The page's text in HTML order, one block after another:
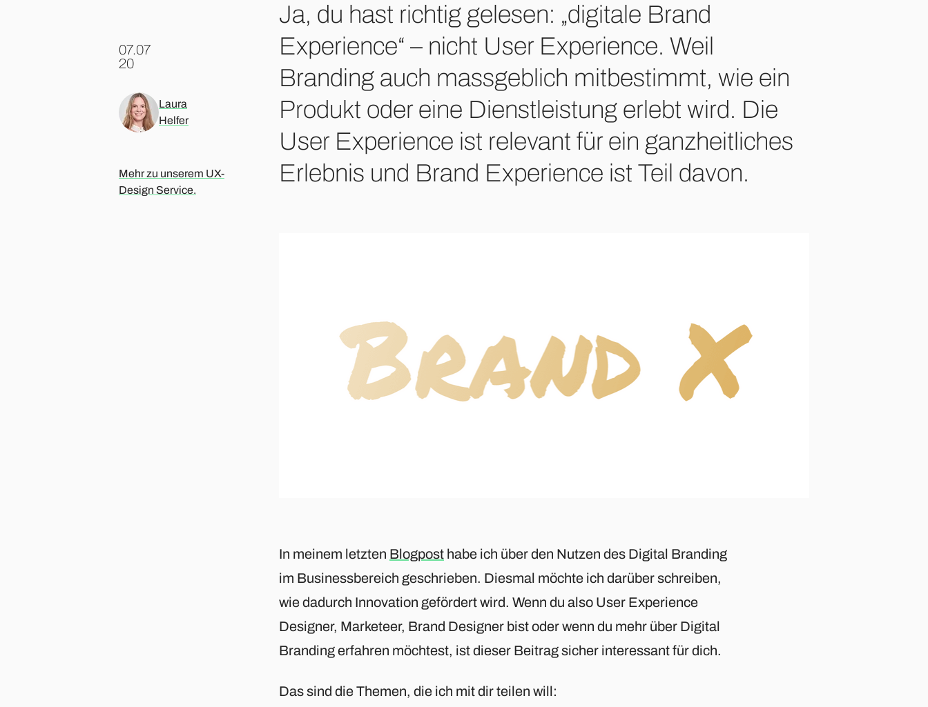
07.07
.20
Laura
Helfer
Mehr zu unserem UX-
Design Service.
Ja, du hast richtig gelesen: „digitale Brand
Experience“ – nicht User Experience. Weil
Branding auch massgeblich mitbestimmt, wie ein
Produkt oder eine Dienstleistung erlebt wird. Die
User Experience ist relevant für ein ganzheitliches
Erlebnis und Brand Experience ist Teil davon.
In meinem letzten Blogpost habe ich über den Nutzen des Digital Branding
im Businessbereich geschrieben. Diesmal möchte ich darüber schreiben,
wie dadurch Innovation gefördert wird. Wenn du also User Experience
Designer, Marketeer, Brand Designer bist oder wenn du mehr über Digital
Branding erfahren möchtest, ist dieser Beitrag sicher interessant für dich.
Das sind die Themen, die ich mit dir teilen will: